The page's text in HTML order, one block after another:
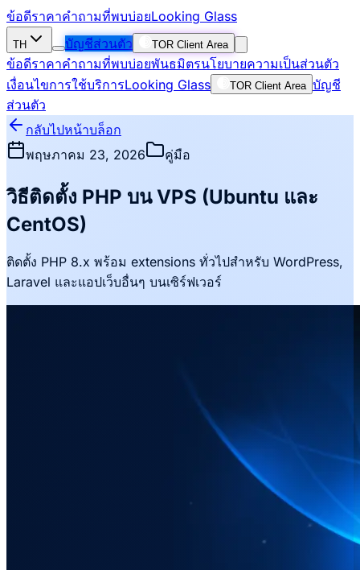
ข้อดีราคาคำถามที่พบบ่อยLooking Glass
TH บัญชีส่วนตัว TOR Client Area
ข้อดีราคาคำถามที่พบบ่อยพันธมิตรนโยบายความเป็นส่วนตัว
เงื่อนไขการใช้บริการLooking Glass TOR Client Area บัญชี
ส่วนตัว
กลับไปหน้าบล็อก
พฤษภาคม 23, 2026
คู่มือ
วิธีติดตั้ง PHP บน VPS (Ubuntu และ
CentOS)
ติดตั้ง PHP 8.x พร้อม extensions ทั่วไปสำหรับ WordPress,
Laravel และแอปเว็บอื่นๆ บนเซิร์ฟเวอร์